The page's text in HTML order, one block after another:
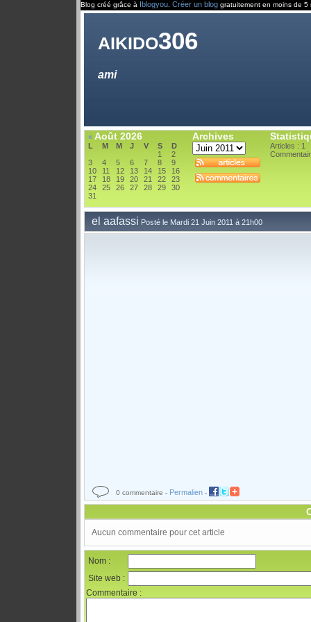
Blog créé grâce à Iblogyou Créer un blog gratuitement en moins de 5
aikido306
ami
« Août 2026
L M M J V S
D
1
2
3
4 5 6 7 8
9
10
11 12 13 14 15
16
17
18 19 20 21 22
23
24
25 26 27 28 29
30
31
Archives
Articles : 1
el aafassi Posté le Mardi 21 Juin 2011 à 21h00
0 commentaire - Permalien -
Aucun commentaire pour cet article
Nom :
Site web :
Commentaire :